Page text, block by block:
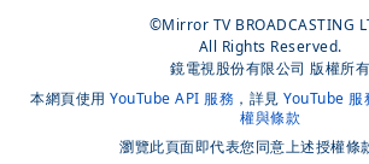
©Mirror TV BROADCASTING
All Rights Reserved.
鏡電視股份有限公司 版權所有
本網頁使用 YouTube API 服務 ，詳見 YouTube 服
權與條款
瀏覽此頁面即代表您同意上述授權條